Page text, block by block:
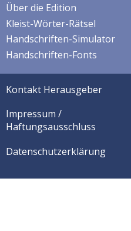
Über die Edition
Kleist-Wörter-Rätsel
Handschriften-Simulator
Handschriften-Fonts
Kontakt Herausgeber
Impressum /
Haftungsausschluss
Datenschutzerklärung